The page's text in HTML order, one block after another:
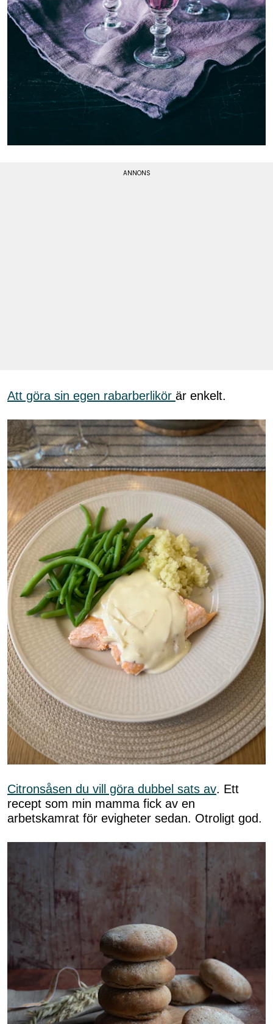
Att göra sin egen rabarberlikör är enkelt.
Citronsåsen du vill göra dubbel sats av. Ett
recept som min mamma fick av en
arbetskamrat för evigheter sedan. Otroligt god.